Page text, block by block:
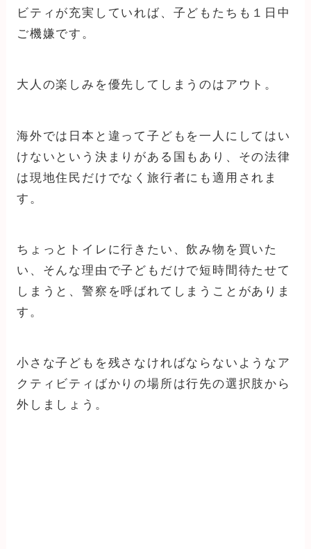
ビティが充実していれば、子どもたちも１日中
ご機嫌です。
大人の楽しみを優先してしまうのはアウト。
海外では日本と違って子どもを一人にしてはい
けないという決まりがある国もあり、その法律
は現地住民だけでなく旅行者にも適用されま
す。
ちょっとトイレに行きたい、飲み物を買いた
い、そんな理由で子どもだけで短時間待たせて
しまうと、警察を呼ばれてしまうことがありま
す。
小さな子どもを残さなければならないようなア
クティビティばかりの場所は行先の選択肢から
外しましょう。